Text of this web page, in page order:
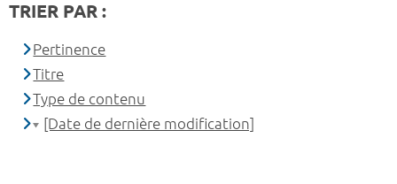
TRIER PAR :
Pertinence
Titre
Type de contenu
[Date de dernière modification]